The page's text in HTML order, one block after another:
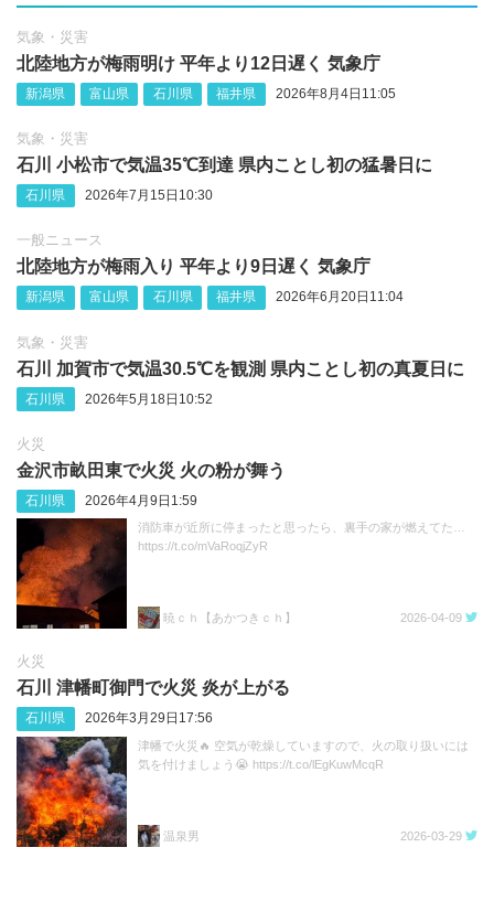
気象・災害
北陸地方が梅雨明け 平年より12日遅く 気象庁
新潟県 富山県 石川県 福井県 2026年8月4日11:05
気象・災害
石川 小松市で気温35℃到達 県内ことし初の猛暑日に
石川県 2026年7月15日10:30
一般ニュース
北陸地方が梅雨入り 平年より9日遅く 気象庁
新潟県 富山県 石川県 福井県 2026年6月20日11:04
気象・災害
石川 加賀市で気温30.5℃を観測 県内ことし初の真夏日に
石川県 2026年5月18日10:52
火災
金沢市畝田東で火災 火の粉が舞う
石川県 2026年4月9日1:59
消防車が近所に停まったと思ったら、裏手の家が燃えてた…
https://t.co/mVaRoqjZyR
暁ｃｈ【あかつきｃｈ】 2026-04-09
火災
石川 津幡町御門で火災 炎が上がる
石川県 2026年3月29日17:56
津幡で火災🔥 空気が乾燥していますので、火の取り扱いには
気を付けましょう😭 https://t.co/lEgKuwMcqR
温泉男 2026-03-29